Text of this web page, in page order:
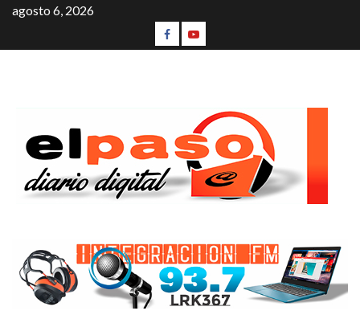
agosto 6, 2026